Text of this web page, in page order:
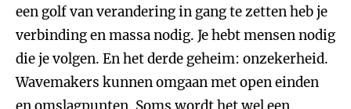
een golf van verandering in gang te zetten heb je
verbinding en massa nodig. Je hebt mensen nodig
die je volgen. En het derde geheim: onzekerheid.
Wavemakers kunnen omgaan met open einden